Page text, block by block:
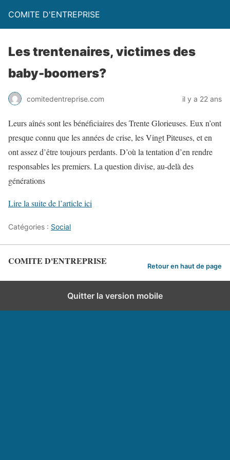
COMITE D'ENTREPRISE
Les trentenaires, victimes des
baby-boomers?
comitedentreprise.com il y a 22 ans
Leurs aînés sont les bénéficiaires des Trente Glorieuses. Eux n’ont
presque connu que les années de crise, les Vingt Piteuses, et en
ont assez d’être toujours perdants. D’où la tentation d’en rendre
responsables les premiers. La question divise, au-delà des
générations
Lire la suite de l’article ici
Catégories : Social
COMITE D'ENTREPRISE Retour en haut de page
Quitter la version mobile